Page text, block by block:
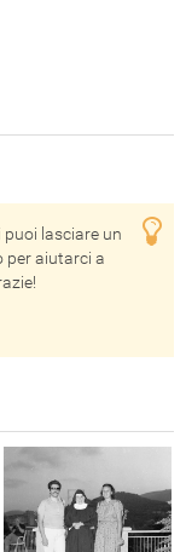
lasciare un
per aiutarci a